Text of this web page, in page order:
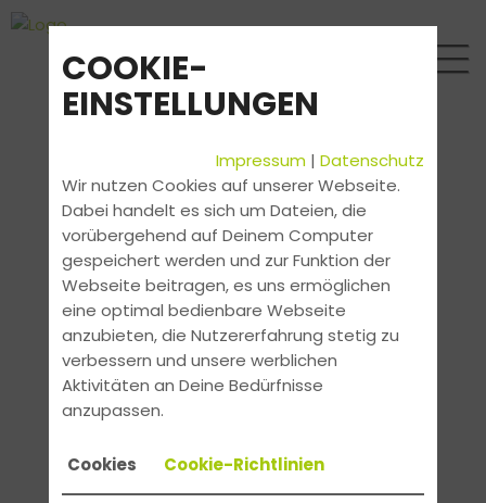
COOKIE-
EINSTELLUNGEN
Impressum |Datenschutz
Wir nutzen Cookies auf unserer Webseite.
Dabei handelt es sich um Dateien, die
vorübergehend auf Deinem Computer
gespeichert werden und zur Funktion der
Webseite beitragen, es uns ermöglichen
eine optimal bedienbare Webseite
anzubieten, die Nutzererfahrung stetig zu
verbessern und unsere werblichen
Aktivitäten an Deine Bedürfnisse
anzupassen.
Cookies Cookie-Richtlinien